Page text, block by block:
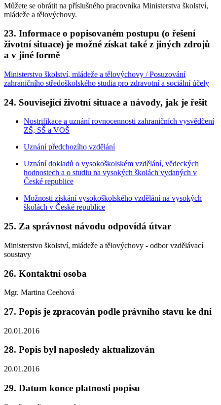
Můžete se obrátit na příslušného pracovníka Ministerstva školství,
mládeže a tělovýchovy.
23. Informace o popisovaném postupu (o řešení
životní situace) je možné získat také z jiných zdrojů
a v jiné formě
Ministerstvo školství, mládeže a tělovýchovy / Posuzování
zahraničního středoškolského studia pro zdravotní a sociální účely
24. Související životní situace a návody, jak je řešit
Nostrifikace a uznání rovnocennosti zahraničních vysvědčení
ZŠ, SŠ a VOŠ
Uznání předchozího vzdělání
Uznání dokladů o vysokoškolském vzdělání, vědeckých
hodnostech a o studiu na vysokých školách vydaných v
České republice
Možnosti získání vysokoškolského vzdělání na vysokých
školách v České republice
25. Za správnost návodu odpovídá útvar
Ministerstvo školství, mládeže a tělovýchovy - odbor vzdělávací
soustavy
26. Kontaktní osoba
Mgr. Martina Ceehová
27. Popis je zpracován podle právního stavu ke dni
20.01.2016
28. Popis byl naposledy aktualizován
20.01.2016
29. Datum konce platnosti popisu